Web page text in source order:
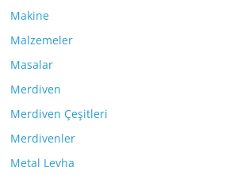
Makine
Malzemeler
Masalar
Merdiven
Merdiven Çeşitleri
Merdivenler
Metal Levha